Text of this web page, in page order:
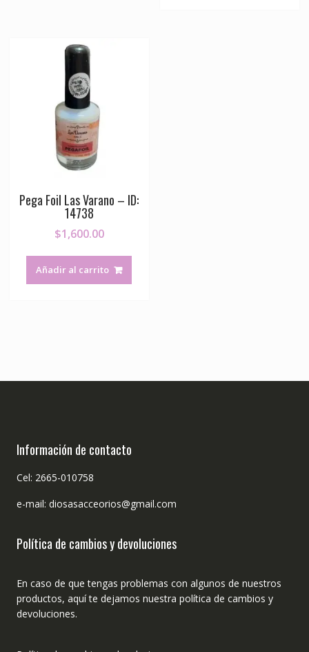
Pega Foil Las Varano – ID:
14738
$1,600.00
Añadir al carrito
Información de contacto
Cel: 2665-010758
e-mail: diosasacceorios@gmail.com
Política de cambios y devoluciones
En caso de que tengas problemas con algunos de nuestros
productos, aquí te dejamos nuestra política de cambios y
devoluciones.